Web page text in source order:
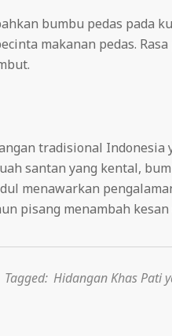
bumbu pedas pada
makanan pedas.
tradisional
santan yang kental,
menawarkan
pisang menambah
Tagged: Hidangan Khas Pati